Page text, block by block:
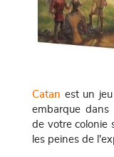
Catan est un
embarque dans
de votre colonie
les peines de